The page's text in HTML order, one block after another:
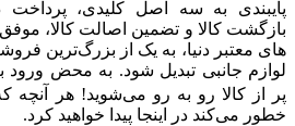
بازگشت کالا و تضمین اصالت کالا،
های معتبر دنیا، به یک از بزرگ‌ترین
لوازم جانبی تبدیل شود. به محض ورود
پر از کالا رو به رو می‌شوید! هر آنچه
خطور می‌کند در اینجا پیدا خواهید کرد.